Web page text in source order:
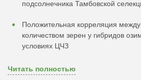
подсолнечника Тамбовской
Положительная корреляция
количеством зерен у гибридов
условиях ЦЧЗ
Читать полностью